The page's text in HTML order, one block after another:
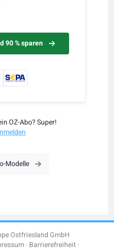
90 % sparen
OZ-Abo? Super!
Modelle
Ostfriesland GmbH
Barrierefreiheit